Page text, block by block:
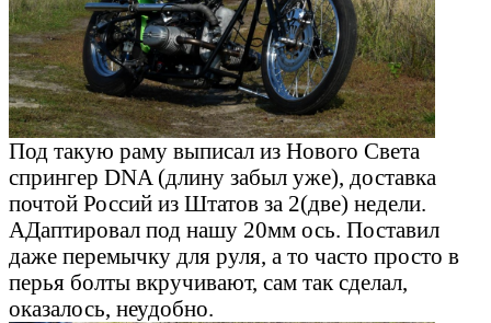
Под такую раму выписал из Нового Света
спрингер DNA (длину забыл уже), доставка
почтой Россий из Штатов за 2(две) недели.
АДаптировал под нашу 20мм ось. Поставил
даже перемычку для руля, а то часто просто в
перья болты вкручивают, сам так сделал,
оказалось, неудобно.